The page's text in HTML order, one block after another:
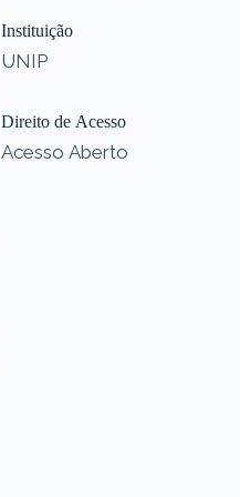
Instituição
UNIP
Direito de Acesso
Acesso Aberto